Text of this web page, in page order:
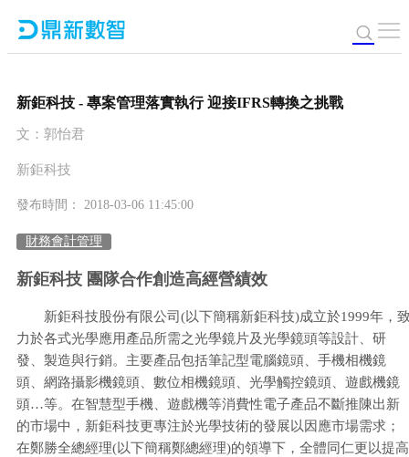
新鉅科技 - 專案管理落實執行 迎接IFRS轉換之挑戰
文：郭怡君
新鉅科技
發布時間： 2018-03-06 11:45:00
財務會計管理
新鉅科技 團隊合作創造高經營績效
新鉅科技股份有限公司(以下簡稱新鉅科技)成立於1999年，
力於各式光學應用產品所需之光學鏡片及光學鏡頭等設計、研
發、製造與行銷。主要產品包括筆記型電腦鏡頭、手機相機鏡
頭、網路攝影機鏡頭、數位相機鏡頭、光學觸控鏡頭、遊戲機鏡
頭…等。在智慧型手機、遊戲機等消費性電子產品不斷推陳出新
的市場中，新鉅科技更專注於光學技術的發展以因應市場需求；
在鄭勝全總經理(以下簡稱鄭總經理)的領導下，全體同仁更以提高